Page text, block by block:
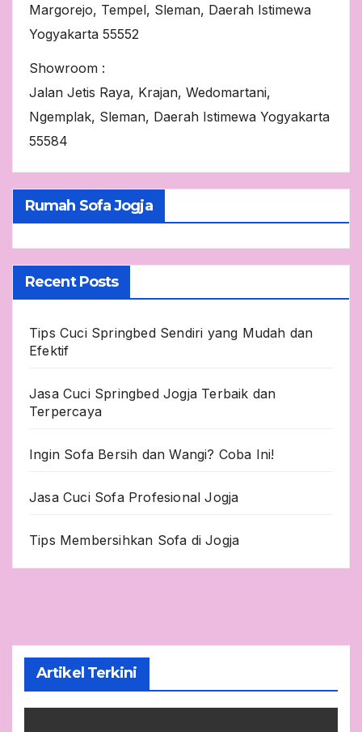
Margorejo, Tempel, Sleman, Daerah Istimewa
Yogyakarta 55552
Showroom :
Jalan Jetis Raya, Krajan, Wedomartani,
Ngemplak, Sleman, Daerah Istimewa Yogyakarta
55584
Rumah Sofa Jogja
Recent Posts
Tips Cuci Springbed Sendiri yang Mudah dan
Efektif
Jasa Cuci Springbed Jogja Terbaik dan
Terpercaya
Ingin Sofa Bersih dan Wangi? Coba Ini!
Jasa Cuci Sofa Profesional Jogja
Tips Membersihkan Sofa di Jogja
Artikel Terkini